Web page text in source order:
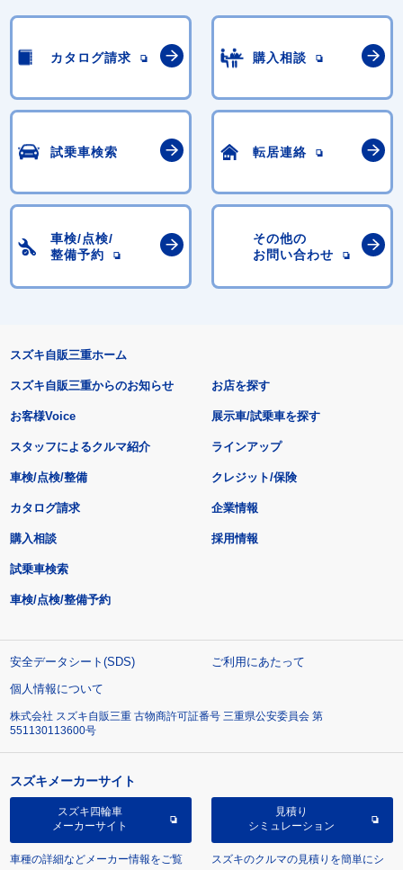
カタログ請求 購入相談
試乗車検索 転居連絡
車検/点検/
整備予約
その他の
お問い合わせ
スズキ自販三重ホーム
スズキ自販三重からのお知らせ
お客様Voice
スタッフによるクルマ紹介
お店を探す
展示車/試乗車を探す
ラインアップ
車検/点検/整備 クレジット/保険
カタログ請求
購入相談
試乗車検索
車検/点検/整備予約
企業情報
採用情報
安全データシート(SDS)
ご利用にあたって
個人情報について
株式会社 スズキ自販三重 古物商許可証番号 三重県公安委員会 第
551130113600号
スズキメーカーサイト
スズキ四輪車
メーカーサイト
車種の詳細などメーカー情報をご覧
見積り
シミュレーション
スズキのクルマの見積りを簡単にシ